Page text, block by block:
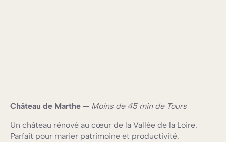
Château de Marthe — Moins de 45 min de Tours
Un château rénové au cœur de la Vallée de la Loire.
Parfait pour marier patrimoine et productivité.